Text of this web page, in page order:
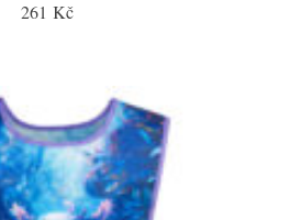
261 Kč